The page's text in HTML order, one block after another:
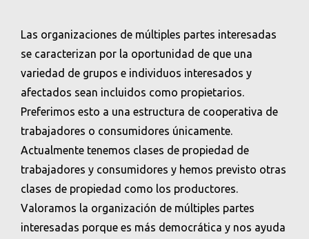
Las organizaciones de múltiples partes interesadas
se caracterizan por la oportunidad de que una
variedad de grupos e individuos interesados ​​y
afectados sean incluidos como propietarios.
Preferimos esto a una estructura de cooperativa de
trabajadores o consumidores únicamente.
Actualmente tenemos clases de propiedad de
trabajadores y consumidores y hemos previsto otras
clases de propiedad como los productores.
Valoramos la organización de múltiples partes
interesadas porque es más democrática y nos ayuda